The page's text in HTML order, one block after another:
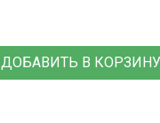
ДОБАВИТЬ В КОРЗИНУ